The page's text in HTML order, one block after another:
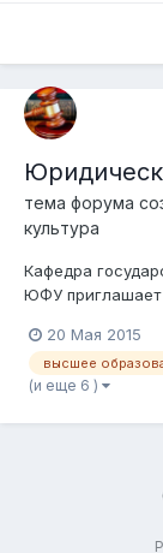
тема форума
культура
Кафедра
ЮФУ приглашает
деятельность в
социальной и
20 Мая 2015
(и еще 6 )